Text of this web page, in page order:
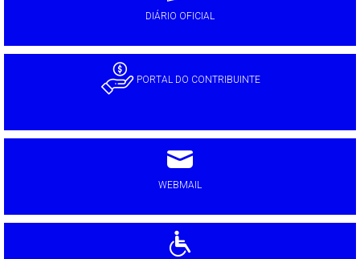
DIÁRIO OFICIAL
PORTAL DO CONTRIBUINTE
WEBMAIL